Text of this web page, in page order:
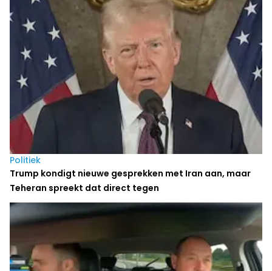
Politiek
Trump kondigt nieuwe gesprekken met Iran aan, maar
Teheran spreekt dat direct tegen